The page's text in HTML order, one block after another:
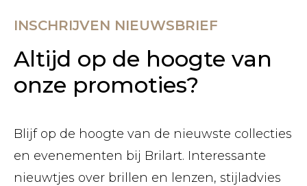
INSCHRIJVEN NIEUWSBRIEF
Altijd op de hoogte van
onze promoties?
Blijf op de hoogte van de nieuwste collecties
en evenementen bij Brilart. Interessante
nieuwtjes over brillen en lenzen, stijladvies